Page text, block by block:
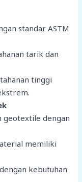
standar ASTM
tarik dan
tinggi
geotextile dengan
memiliki
kebutuhan